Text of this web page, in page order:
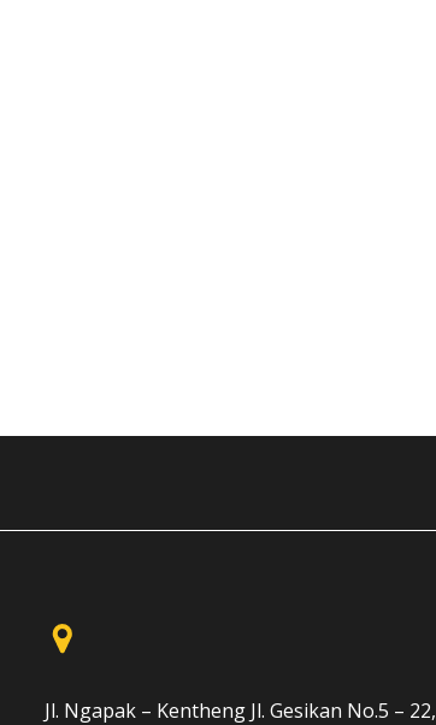
Jl. Ngapak – Kentheng Jl. Gesikan No.5 – 22,